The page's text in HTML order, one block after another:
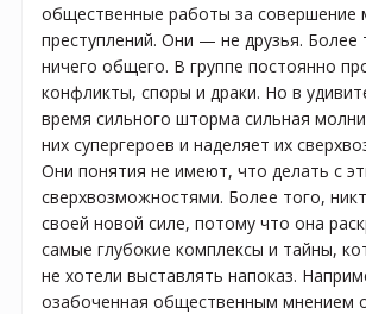
общественные работы за совершение
преступлений. Они — не друзья. Более
ничего общего. В группе постоянно
конфликты, споры и драки. Но в
время сильного шторма сильная
них супергероев и наделяет их
Они понятия не имеют, что делать с
сверхвозможностями. Более того,
своей новой силе, потому что она
самые глубокие комплексы и тайны,
не хотели выставлять напоказ.
озабоченная общественным мнением